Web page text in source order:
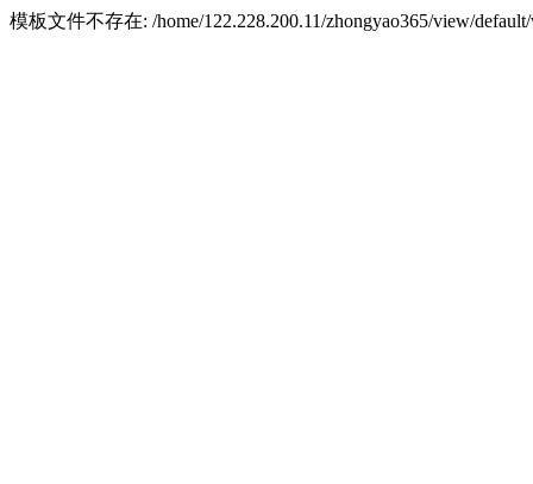
模板文件不存在: /home/122.228.200.11/zhongyao365/view/default/